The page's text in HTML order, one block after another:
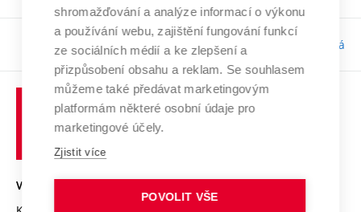
Odpovědnost:Bc. Tereza Kučerová
VYSOKÉ UČENÍ TECHNICKÉ V BRNĚ
shromažďování a analýze informací o výkonu
a používání webu, zajištění fungování funkcí
ze sociálních médií a ke zlepšení a
přizpůsobení obsahu a reklam. Se souhlasem
můžeme také předávat marketingovým
platformám některé osobní údaje pro
marketingové účely.
Zjistit více
POVOLIT VŠE